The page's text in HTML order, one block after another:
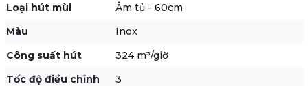
Loại hút mùi
Âm tủ - 60cm
Màu
Inox
Công suất hút
324 m³/giờ
Tốc độ điều chỉnh
3